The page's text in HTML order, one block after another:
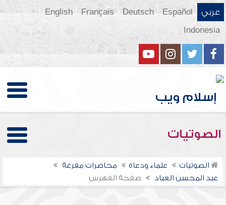
عربي Español
Deutsch
Français
English
Indonesia
الصوتيات
الصوتيات علماء ودعاة
محاضرات مفرغة
عبد المحسن العباد
صفحة الفهرس